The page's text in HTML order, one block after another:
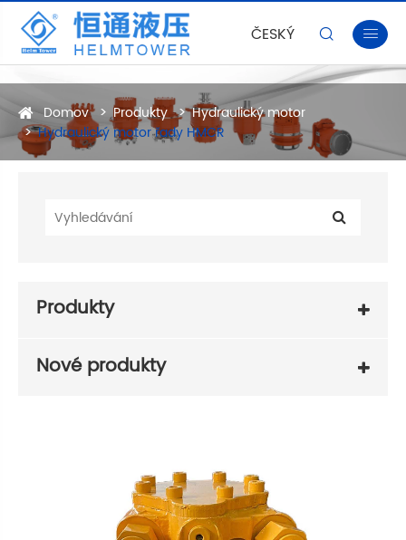
ČESKÝ  
Domov Produkty
Hydraulický motor
Hydraulický motor řady HMCR
Produkty
Nové produkty